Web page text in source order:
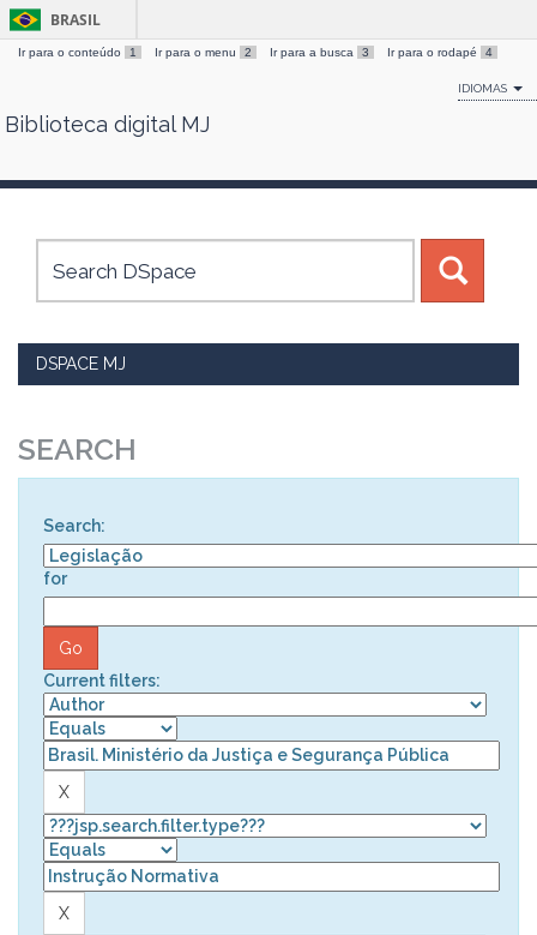
Skip
BRASIL
Ir para o conteúdo 1 Ir para o menu 2 Ir para a busca 3 Ir para o rodapé 4
IDIOMAS
Biblioteca digital MJ
DSPACE MJ
SEARCH
Search:
for
Current filters: